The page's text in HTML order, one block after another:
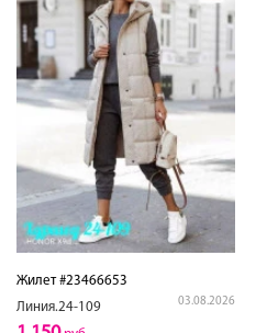
Жилет #23466653
Линия.24-109
03.08.2026